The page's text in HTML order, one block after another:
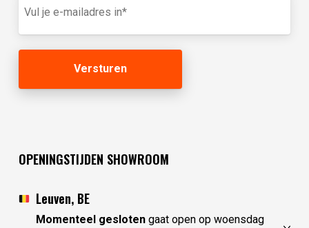
(optioneel)
mailadres
OPENINGSTIJDEN SHOWROOM
Leuven, BE
Momenteel geslotengaat open op woensdag